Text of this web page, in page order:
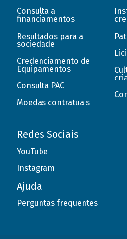
Consulta a
financiamentos
Resultados para a
sociedade
Credenciamento de
Equipamentos
Consulta PAC
Moedas contratuais
Redes Sociais
YouTube
Instagram
Ajuda
Perguntas frequentes